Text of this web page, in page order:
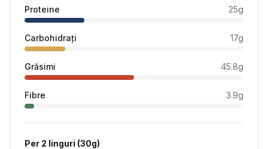
Proteine 25g
Carbohidrați 17g
Grăsimi 45.8g
Fibre 3.9g
Per 2 linguri (30g)